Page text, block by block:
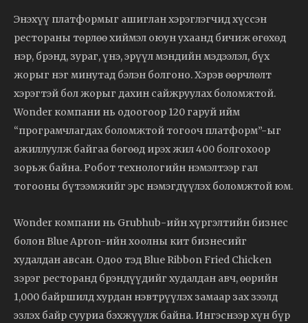
Энэхүү платформыг ашиглан хэрэглэгчид хүссэн
рестораны төрлөө хиймэл оюун ухаанд бичиж өгөхөд
нэр, брэнд, зураг, үнэ, эрүүл мэндийн мэдээлэл, бүх
жорыг нэг минутад бэлэн болгоно. Хэрэв өөрчлөлт
хэрэгтэй бол жорыг дахин сайжруулах боломжтой.
Wonder компани нь одоогоор 120 гаруй ийм
“програмчлагдах боломжтой тогооч платформ”-ыг
ажиллуулж байгаа бөгөөд ирэх жил 400 болгохоор
зорьж байна. Робот технологийн нэмэлтээр гал
тогооны бүтээмжийг эрс нэмэгдүүлэх боломжтой юм.
Wonder компани нь Grubhub-ийн хүргэлтийн бизнес
болон Blue Apron-ийн хоолны кит бизнесийг
худалдан авсан. Одоо тэд Blue Ribbon Fried Chicken
зэрэг ресторанд брэндүүдийг худалдан авч, өөрийн
1,000 байршилд хурдан нэвтрүүлэх замаар зах зээлд
эзлэх байр сууриа бэхжүүлж байна. Ингэснээр хүн бүр